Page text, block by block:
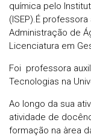
química pelo
(ISEP).É
Administração de
Licenciatura em
Foi professora
Tecnologias na
Ao longo da sua
atividade de
formação na àrea